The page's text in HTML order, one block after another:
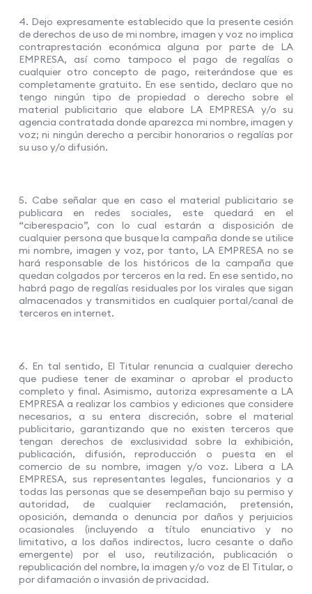
4. Dejo expresamente establecido que la presente cesión
de derechos de uso de mi nombre, imagen y voz no implica
contraprestación económica alguna por parte de LA
EMPRESA, así como tampoco el pago de regalías o
cualquier otro concepto de pago, reiterándose que es
completamente gratuito. En ese sentido, declaro que no
tengo ningún tipo de propiedad o derecho sobre el
material publicitario que elabore LA EMPRESA y/o su
agencia contratada donde aparezca mi nombre, imagen y
voz; ni ningún derecho a percibir honorarios o regalías por
su uso y/o difusión.
5. Cabe señalar que en caso el material publicitario se
publicara en redes sociales, este quedará en el
“ciberespacio”, con lo cual estarán a disposición de
cualquier persona que busque la campaña donde se utilice
mi nombre, imagen y voz, por tanto, LA EMPRESA no se
hará responsable de los históricos de la campaña que
quedan colgados por terceros en la red. En ese sentido, no
habrá pago de regalías residuales por los virales que sigan
almacenados y transmitidos en cualquier portal/canal de
terceros en internet.
6. En tal sentido, El Titular renuncia a cualquier derecho
que pudiese tener de examinar o aprobar el producto
completo y final. Asimismo, autoriza expresamente a LA
EMPRESA a realizar los cambios y ediciones que considere
necesarios, a su entera discreción, sobre el material
publicitario, garantizando que no existen terceros que
tengan derechos de exclusividad sobre la exhibición,
publicación, difusión, reproducción o puesta en el
comercio de su nombre, imagen y/o voz. Libera a LA
EMPRESA, sus representantes legales, funcionarios y a
todas las personas que se desempeñan bajo su permiso y
autoridad, de cualquier reclamación, pretensión,
oposición, demanda o denuncia por daños y perjuicios
ocasionales (incluyendo a título enunciativo y no
limitativo, a los daños indirectos, lucro cesante o daño
emergente) por el uso, reutilización, publicación o
republicación del nombre, la imagen y/o voz de El Titular, o
por difamación o invasión de privacidad.